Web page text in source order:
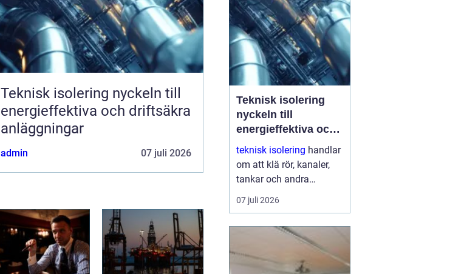
Teknisk isolering nyckeln till
energieffektiva och driftsäkra
anläggningar
admin 07 juli 2026
göra för produktion,
montageteam eller
slutkund. Här01 augusti
2026
Teknisk isolering
nyckeln till
energieffektiva och
driftsäkra
anläggningar
teknisk isolering handlar
om att klä rör, kanaler,
tankar och andra
installationer med
isolermaterial för att
människor och skapa
stabil drift. Med rätt
07 juli 2026